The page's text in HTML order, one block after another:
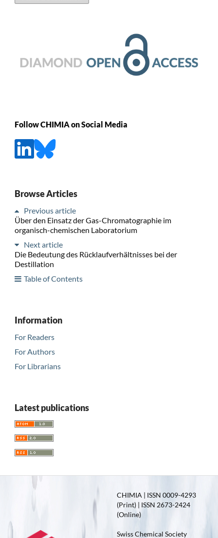
Follow CHIMIA on Social Media
Browse Articles
Previous article
Über den Einsatz der Gas-Chromatographie im
organisch-chemischen Laboratorium
Next article
Die Bedeutung des Rücklaufverhältnisses bei der
Destillation
Table of Contents
Information
For Readers
For Authors
For Librarians
Latest publications
CHIMIA | ISSN 0009-4293
(Print) | ISSN 2673-2424
(Online)
Swiss Chemical Society